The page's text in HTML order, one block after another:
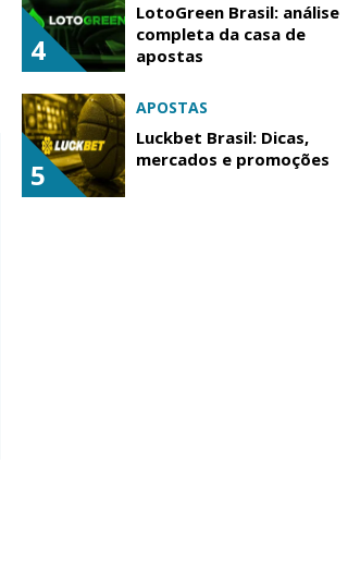
4
LotoGreen Brasil: análise
completa da casa de
apostas
5
APOSTAS
Luckbet Brasil: Dicas,
mercados e promoções